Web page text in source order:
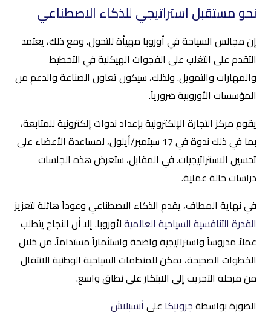
نحو مستقبل استراتيجي للذكاء الاصطناعي
إن مجالس السياحة في أوروبا مهيأة للتحول. ومع ذلك، يعتمد
التقدم على التغلب على الفجوات الهيكلية في التخطيط
والمهارات والتمويل. ولذلك، سيكون تعاون الصناعة والدعم من
المؤسسات الأوروبية ضرورياً.
يقوم مركز التجارة الإلكترونية بإعداد ندوات إلكترونية للمتابعة،
بما في ذلك ندوة في 17 سبتمبر/أيلول، لمساعدة الأعضاء على
تحسين الاستراتيجيات. في المقابل، ستعرض هذه الجلسات
دراسات حالة عملية.
في نهاية المطاف، يقدم الذكاء الاصطناعي وعوداً هائلة لتعزيز
القدرة التنافسية السياحية العالميةلأوروبا. إلا أن النجاح يتطلب
عملاً مدروساً واستراتيجية واضحة واستثماراً مستداماً. من خلال
الخطوات الصحيحة، يمكن للمنظمات السياحية الوطنية الانتقال
من مرحلة التجريب إلى الابتكار على نطاق واسع.
الصورة بواسطةجروتيكا علىأنسبلاش